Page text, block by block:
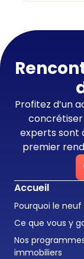
Profitez d’un
concrétiser
experts sont
premier
Accueil
Pourquoi le neuf
Ce que vous y
Nos
immobiliers